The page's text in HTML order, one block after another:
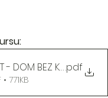
- DOM BEZ KOTA TO
.pdf
771KB